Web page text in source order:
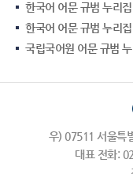
한국어 어문 규범 누리
한국어 어문 규범 누리
국립국어원 어문 규범
우) 07511 서울특
대표 전화: